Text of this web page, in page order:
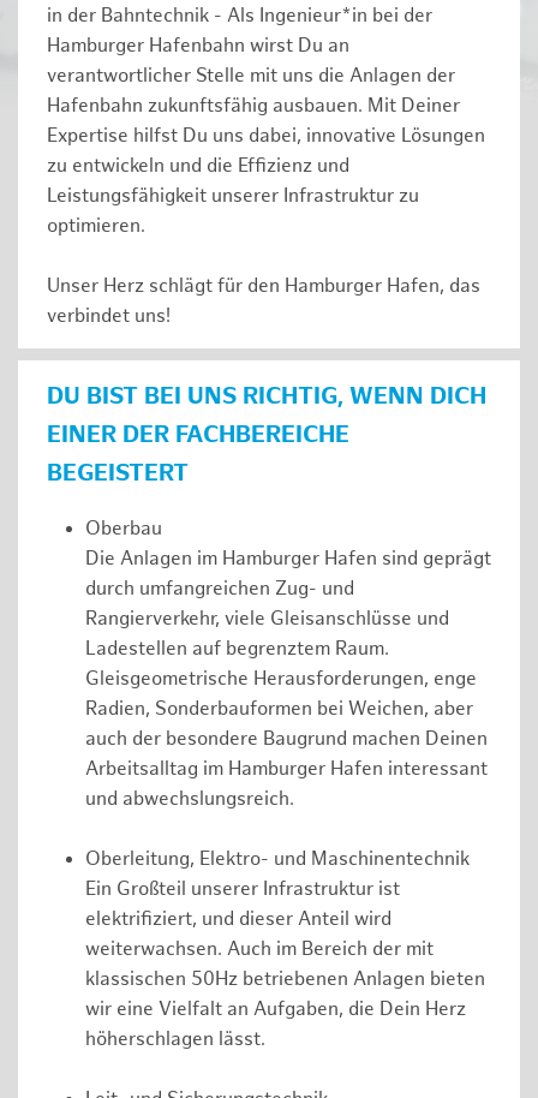
in der Bahntechnik - Als Ingenieur*in bei der
Hamburger Hafenbahn wirst Du an
verantwortlicher Stelle mit uns die Anlagen der
Hafenbahn zukunftsfähig ausbauen. Mit Deiner
Expertise hilfst Du uns dabei, innovative Lösungen
zu entwickeln und die Effizienz und
Leistungsfähigkeit unserer Infrastruktur zu
optimieren.
Unser Herz schlägt für den Hamburger Hafen, das
verbindet uns!
DU BIST BEI UNS RICHTIG, WENN DICH
EINER DER FACHBEREICHE
BEGEISTERT
Oberbau
Die Anlagen im Hamburger Hafen sind geprägt
durch umfangreichen Zug- und
Rangierverkehr, viele Gleisanschlüsse und
Ladestellen auf begrenztem Raum.
Gleisgeometrische Herausforderungen, enge
Radien, Sonderbauformen bei Weichen, aber
auch der besondere Baugrund machen Deinen
Arbeitsalltag im Hamburger Hafen interessant
und abwechslungsreich.
Oberleitung, Elektro- und Maschinentechnik
Ein Großteil unserer Infrastruktur ist
elektrifiziert, und dieser Anteil wird
weiterwachsen. Auch im Bereich der mit
klassischen 50Hz betriebenen Anlagen bieten
wir eine Vielfalt an Aufgaben, die Dein Herz
höherschlagen lässt.